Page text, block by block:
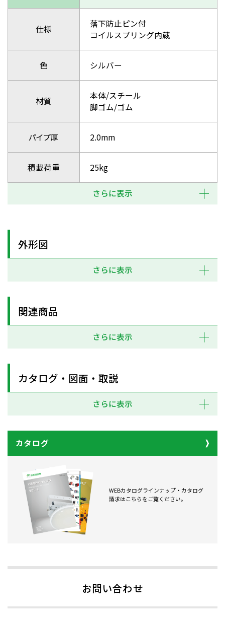
仕様
落下防止ピン付
コイルスプリング内蔵
色 シルバー
材質
本体/スチール
脚ゴム/ゴム
パイプ厚 2.0mm
積載荷重 25kg
さらに表示
外形図
さらに表示
関連商品
さらに表示
カタログ・図面・取説
さらに表示
カタログ
WEBカタログラインナップ・カタログ
請求はこちらをご覧ください。
お問い合わせ